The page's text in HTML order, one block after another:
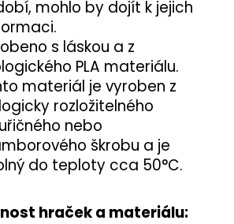
mohlo by dojít k jejich
s láskou a z
PLA materiálu.
materiál je vyroben z
rozložitelného
nebo
škrobu a je
do teploty cca 50°C.
hraček a materiálu: